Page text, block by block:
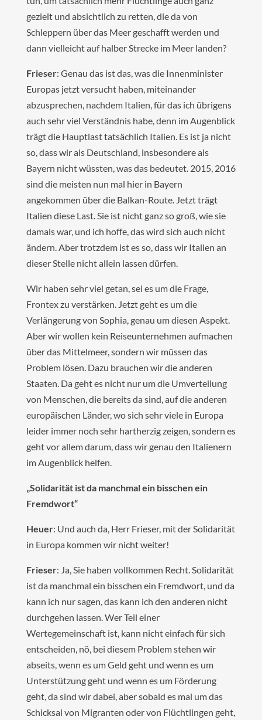
gezielt und absichtlich zu retten, die da von
Schleppern über das Meer geschafft werden und
dann vielleicht auf halber Strecke im Meer landen?
Frieser: Genau das ist das, was die Innenminister
Europas jetzt versucht haben, miteinander
abzusprechen, nachdem Italien, für das ich übrigens
auch sehr viel Verständnis habe, denn im Augenblick
trägt die Hauptlast tatsächlich Italien. Es ist ja nicht
so, dass wir als Deutschland, insbesondere als
Bayern nicht wüssten, was das bedeutet. 2015, 2016
sind die meisten nun mal hier in Bayern
angekommen über die Balkan-Route. Jetzt trägt
Italien diese Last. Sie ist nicht ganz so groß, wie sie
damals war, und ich hoffe, das wird sich auch nicht
ändern. Aber trotzdem ist es so, dass wir Italien an
dieser Stelle nicht allein lassen dürfen.
Wir haben sehr viel getan, sei es um die Frage,
Frontex zu verstärken. Jetzt geht es um die
Verlängerung von Sophia, genau um diesen Aspekt.
Aber wir wollen kein Reiseunternehmen aufmachen
über das Mittelmeer, sondern wir müssen das
Problem lösen. Dazu brauchen wir die anderen
Staaten. Da geht es nicht nur um die Umverteilung
von Menschen, die bereits da sind, auf die anderen
europäischen Länder, wo sich sehr viele in Europa
leider immer noch sehr hartherzig zeigen, sondern es
geht vor allem darum, dass wir genau den Italienern
im Augenblick helfen.
„Solidarität ist da manchmal ein bisschen ein
Fremdwort“
Heuer: Und auch da, Herr Frieser, mit der Solidarität
in Europa kommen wir nicht weiter!
Frieser: Ja, Sie haben vollkommen Recht. Solidarität
ist da manchmal ein bisschen ein Fremdwort, und da
kann ich nur sagen, das kann ich den anderen nicht
durchgehen lassen. Wer Teil einer
Wertegemeinschaft ist, kann nicht einfach für sich
entscheiden, nö, bei diesem Problem stehen wir
abseits, wenn es um Geld geht und wenn es um
Unterstützung geht und wenn es um Förderung
geht, da sind wir dabei, aber sobald es mal um das
Schicksal von Migranten oder von Flüchtlingen geht,